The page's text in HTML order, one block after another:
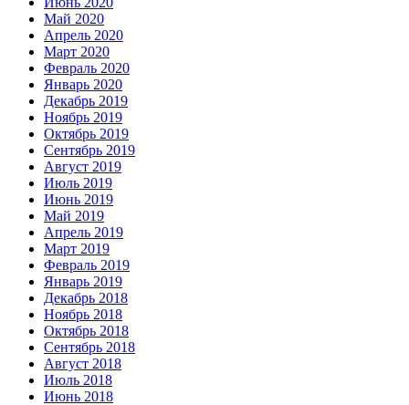
Май 2020
Апрель 2020
Март 2020
Февраль 2020
Январь 2020
Декабрь 2019
Ноябрь 2019
Октябрь 2019
Сентябрь 2019
Август 2019
Июль 2019
Июнь 2019
Май 2019
Апрель 2019
Март 2019
Февраль 2019
Январь 2019
Декабрь 2018
Ноябрь 2018
Октябрь 2018
Сентябрь 2018
Август 2018
Июль 2018
Июнь 2018